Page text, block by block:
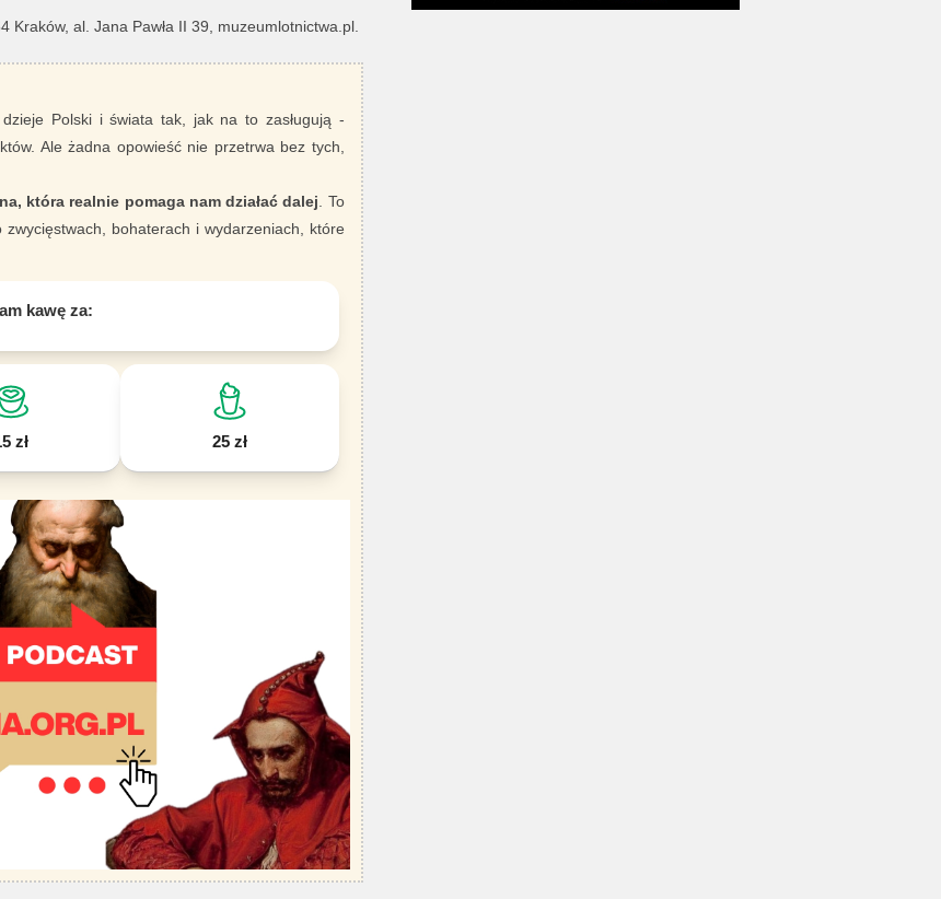
al. Jana Pawła II 39, muzeumlotnictwa.pl.
Polski i świata tak, jak na to zasługują -
Ale żadna opowieść nie przetrwa bez tych,
która realnie pomaga nam działać dalej . To
bohaterach i wydarzeniach, które
kawę za:
zł 25 zł